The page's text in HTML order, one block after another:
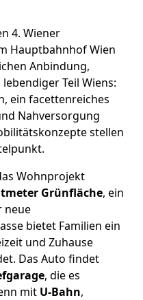
4. Wiener
Hauptbahnhof Wien
Anbindung,
Teil Wiens:
ein facettenreiches
Nahversorgung
stellen
Wohnprojekt
Grünfläche, ein
neue
bietet Familien ein
und Zuhause
Das Auto findet
, die es
mit U-Bahn,